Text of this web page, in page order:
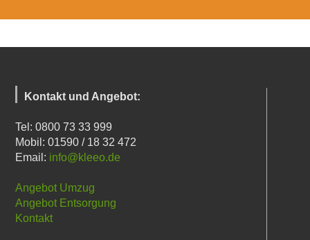
Kontakt und Angebot:
Tel: 0800 73 33 999
Mobil: 01590 / 18 32 472
Email: info@kleeo.de
Angebot Umzug
Angebot Entsorgung
Kontakt